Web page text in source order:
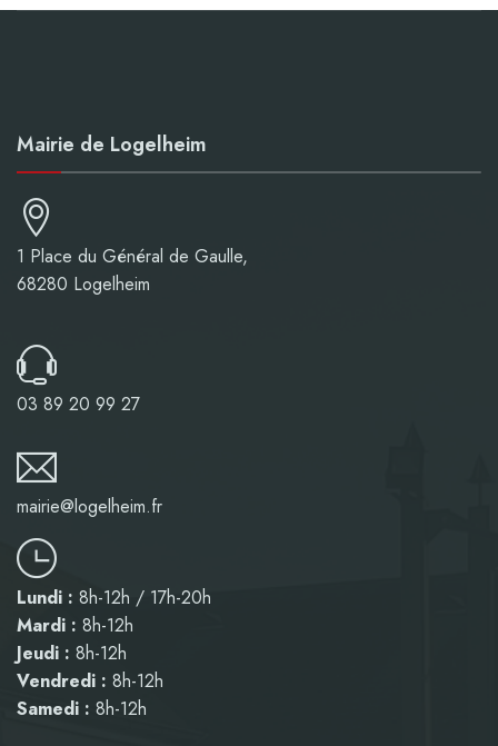
Mairie de Logelheim
1 Place du Général de Gaulle,
68280 Logelheim
03 89 20 99 27
mairie@logelheim.fr
Lundi : 8h-12h / 17h-20h
Mardi : 8h-12h
Jeudi : 8h-12h
Vendredi : 8h-12h
Samedi : 8h-12h